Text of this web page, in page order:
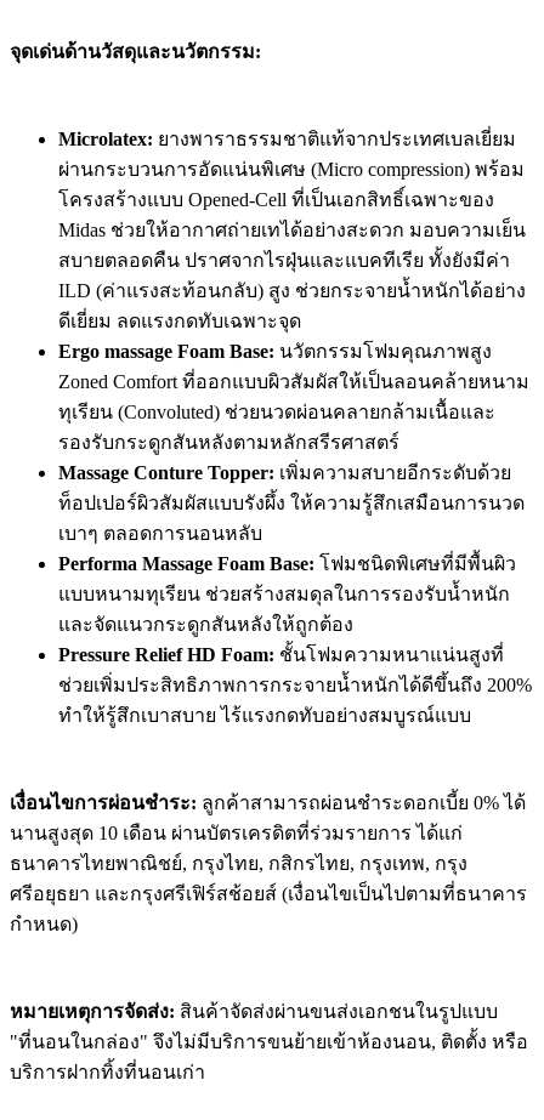
จุดเด่นด้านวัสดุและนวัตกรรม:
Microlatex: ยางพาราธรรมชาติแท้จากประเทศเบลเยี่ยม
ผ่านกระบวนการอัดแน่นพิเศษ (Micro compression) พร้อม
โครงสร้างแบบ Opened-Cell ที่เป็นเอกสิทธิ์เฉพาะของ
Midas ช่วยให้อากาศถ่ายเทได้อย่างสะดวก มอบความเย็น
สบายตลอดคืน ปราศจากไรฝุ่นและแบคทีเรีย ทั้งยังมีค่า
ILD (ค่าแรงสะท้อนกลับ) สูง ช่วยกระจายน้ำหนักได้อย่าง
ดีเยี่ยม ลดแรงกดทับเฉพาะจุด
Ergo massage Foam Base: นวัตกรรมโฟมคุณภาพสูง
Zoned Comfort ที่ออกแบบผิวสัมผัสให้เป็นลอนคล้ายหนาม
ทุเรียน (Convoluted) ช่วยนวดผ่อนคลายกล้ามเนื้อและ
รองรับกระดูกสันหลังตามหลักสรีรศาสตร์
Massage Conture Topper: เพิ่มความสบายอีกระดับด้วย
ท็อปเปอร์ผิวสัมผัสแบบรังผึ้ง ให้ความรู้สึกเสมือนการนวด
เบาๆ ตลอดการนอนหลับ
Performa Massage Foam Base: โฟมชนิดพิเศษที่มีพื้นผิว
แบบหนามทุเรียน ช่วยสร้างสมดุลในการรองรับน้ำหนัก
และจัดแนวกระดูกสันหลังให้ถูกต้อง
Pressure Relief HD Foam: ชั้นโฟมความหนาแน่นสูงที่
ช่วยเพิ่มประสิทธิภาพการกระจายน้ำหนักได้ดีขึ้นถึง 200%
ทำให้รู้สึกเบาสบาย ไร้แรงกดทับอย่างสมบูรณ์แบบ
เงื่อนไขการผ่อนชำระ: ลูกค้าสามารถผ่อนชำระดอกเบี้ย 0% ได้
นานสูงสุด 10 เดือน ผ่านบัตรเครดิตที่ร่วมรายการ ได้แก่
ธนาคารไทยพาณิชย์, กรุงไทย, กสิกรไทย, กรุงเทพ, กรุง
ศรีอยุธยา และกรุงศรีเฟิร์สช้อยส์ (เงื่อนไขเป็นไปตามที่ธนาคาร
กำหนด)
หมายเหตุการจัดส่ง: สินค้าจัดส่งผ่านขนส่งเอกชนในรูปแบบ
"ที่นอนในกล่อง" จึงไม่มีบริการขนย้ายเข้าห้องนอน, ติดตั้ง หรือ
บริการฝากทิ้งที่นอนเก่า